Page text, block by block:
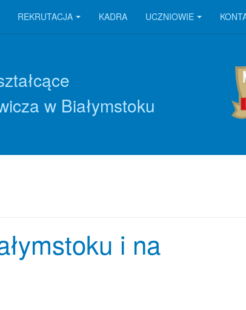
REKRUTACJA KADRA UCZNIOWIE
w Białymstoku
i na